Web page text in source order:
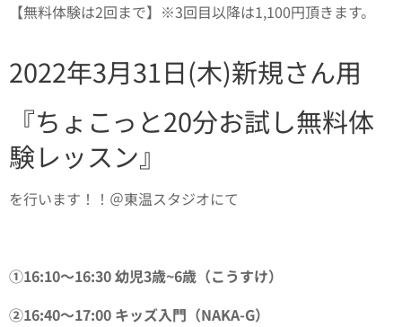
【無料体験は2回まで】※3回目以降は1,100円頂きます。
2022年3月31日(木)新規さん用
『ちょこっと20分お試し無料体
験レッスン』
を行います！！＠東温スタジオにて
①16:10〜16:30 幼児3歳~6歳（こうすけ）
②16:40〜17:00 キッズ入門（NAKA-G）